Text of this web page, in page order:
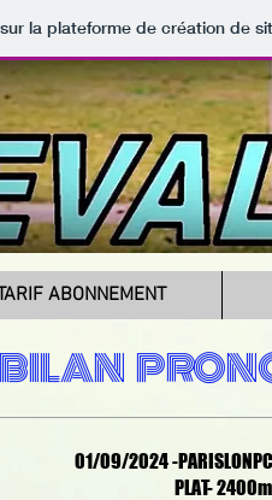
la plateforme de création de
ABONNEMENT
BILAN
01/09/2024 -
PLAT-